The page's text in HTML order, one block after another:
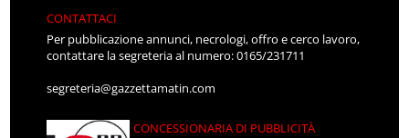
CONTATTACI
Per pubblicazione annunci, necrologi, offro e cerco lavoro,
contattare la segreteria al numero: 0165/231711
segreteria@gazzettamatin.com
CONCESSIONARIA DI PUBBLICITÀ